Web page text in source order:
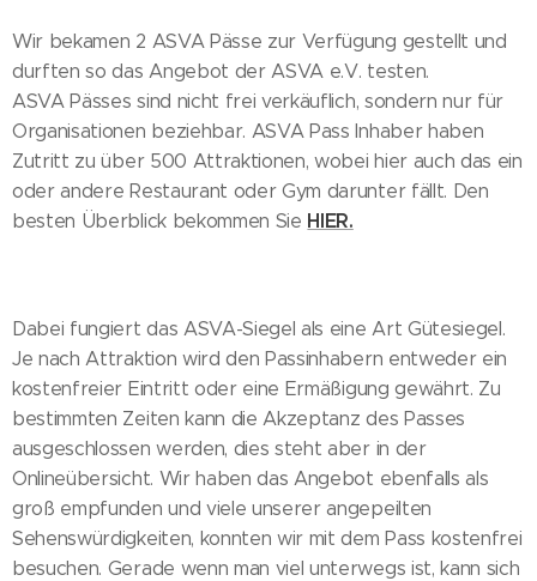
Wir bekamen 2 ASVA Pässe zur Verfügung gestellt und
durften so das Angebot der ASVA e.V. testen.
ASVA Pässes sind nicht frei verkäuflich, sondern nur für
Organisationen beziehbar. ASVA Pass Inhaber haben
Zutritt zu über 500 Attraktionen, wobei hier auch das ein
oder andere Restaurant oder Gym darunter fällt. Den
besten Überblick bekommen Sie HIER.
Dabei fungiert das ASVA-Siegel als eine Art Gütesiegel.
Je nach Attraktion wird den Passinhabern entweder ein
kostenfreier Eintritt oder eine Ermäßigung gewährt. Zu
bestimmten Zeiten kann die Akzeptanz des Passes
ausgeschlossen werden, dies steht aber in der
Onlineübersicht. Wir haben das Angebot ebenfalls als
groß empfunden und viele unserer angepeilten
Sehenswürdigkeiten, konnten wir mit dem Pass kostenfrei
besuchen. Gerade wenn man viel unterwegs ist, kann sich